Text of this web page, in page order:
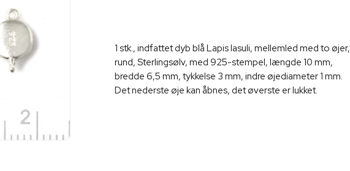
1 stk., indfattet dyb blå Lapis lasuli, mellemled med to øjer,
rund, Sterlingsølv, med 925-stempel, længde 10 mm,
bredde 6,5 mm, tykkelse 3 mm, indre øjediameter 1 mm.
Det nederste øje kan åbnes, det øverste er lukket.